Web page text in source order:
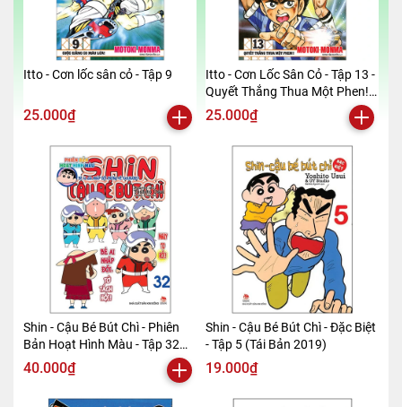
Itto - Cơn lốc sân cỏ - Tập 9
25.000₫
Itto - Cơn Lốc Sân Cỏ - Tập 13 -
Quyết Thắng Thua Một Phen!!
(Tái Bản 2024)
25.000₫
Shin - Cậu Bé Bút Chì - Phiên
Bản Hoạt Hình Màu - Tập 32
(Tái Bản 2019)
40.000₫
Shin - Cậu Bé Bút Chì - Đặc Biệt
- Tập 5 (Tái Bản 2019)
19.000₫